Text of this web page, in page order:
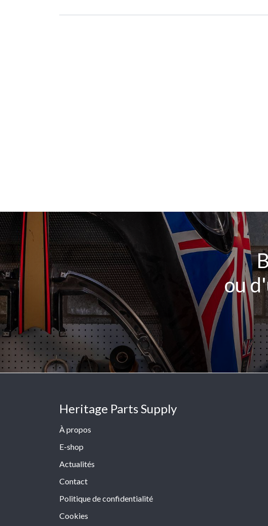
ou
Heritage Parts Supply
À propos
E-shop
Actualités
Contact
Politique de confidentialité
Cookies